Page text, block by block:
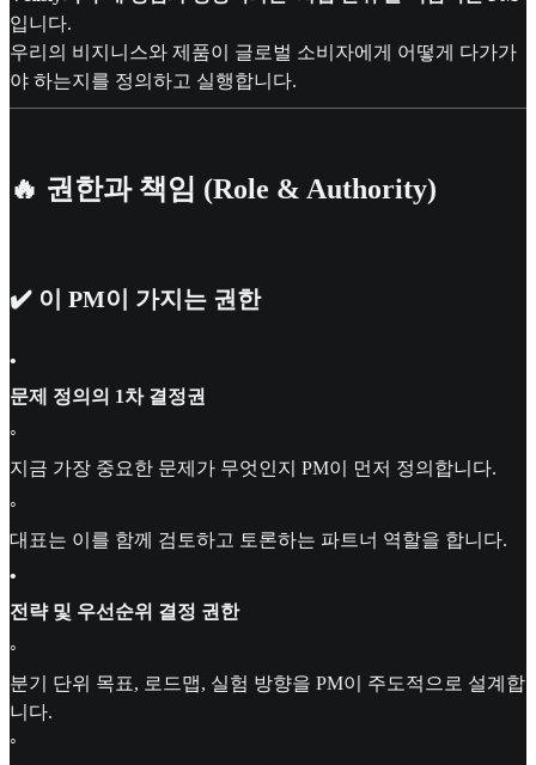
입니다.
우리의 비지니스와 제품이 글로벌 소비자에게 어떻게 다가가
야 하는지를 정의하고 실행합니다.
🔥 권한과 책임 (Role & Authority)
✔️ 이 PM이 가지는 권한
•
문제 정의의 1차 결정권
◦
지금 가장 중요한 문제가 무엇인지 PM이 먼저 정의합니다.
◦
대표는 이를 함께 검토하고 토론하는 파트너 역할을 합니다.
•
전략 및 우선순위 결정 권한
◦
분기 단위 목표, 로드맵, 실험 방향을 PM이 주도적으로 설계합
니다.
◦